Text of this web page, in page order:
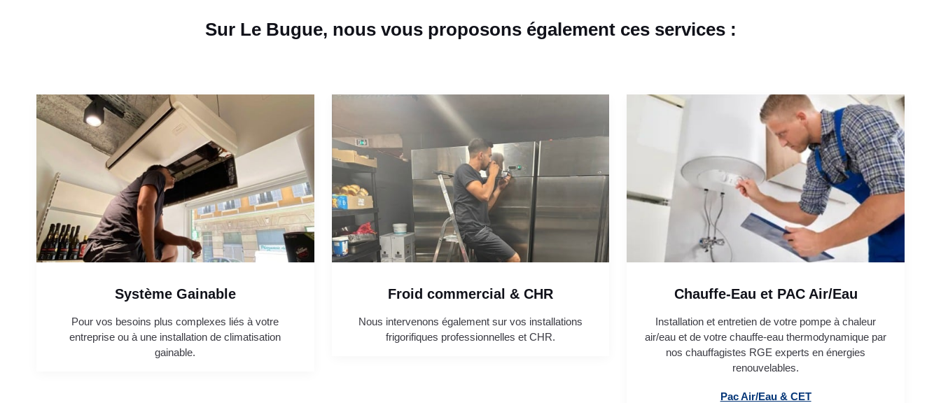
Sur Le Bugue, nous vous proposons également ces services :
Système Gainable
Pour vos besoins plus complexes liés à votre
entreprise ou à une installation de climatisation
gainable.
Froid commercial & CHR
Nous intervenons également sur vos installations
frigorifiques professionnelles et CHR.
Chauffe-Eau et PAC Air/Eau
Installation et entretien de votre pompe à chaleur
air/eau et de votre chauffe-eau thermodynamique par
nos chauffagistes RGE experts en énergies
renouvelables.
Pac Air/Eau & CET